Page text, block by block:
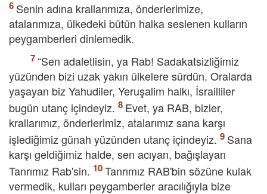
Senin adına krallarımıza, önderlerimize,
atalarımıza, ülkedeki bütün halka seslenen kulların
peygamberleri dinlemedik.
“Sen adaletlisin, ya Rab! Sadakatsizliğimiz
yüzünden bizi uzak yakın ülkelere sürdün. Oralarda
yaşayan biz Yahudiler, Yeruşalim halkı, İsrailliler
bugün utanç içindeyiz.
Evet, ya RAB, bizler,
krallarımız, önderlerimiz, atalarımız sana karşı
işlediğimiz günah yüzünden utanç içindeyiz.
Sana
karşı geldiğimiz halde, sen acıyan, bağışlayan
Tanrımız Rab'sin.
Tanrımız RAB'bin sözüne kulak
vermedik, kulları peygamberler aracılığıyla bize